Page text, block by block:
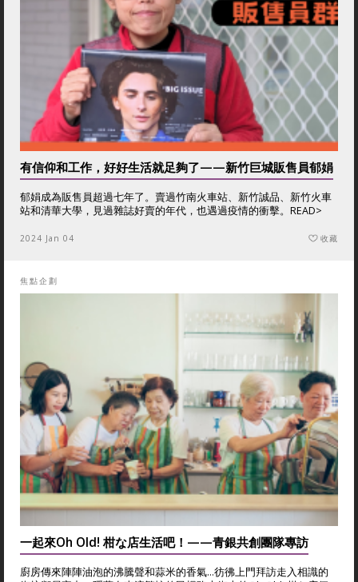
有信仰和工作，好好生活就足夠了——新竹巨城販售員郁娟
郁娟成為販售員超過七年了。賣過竹南火車站、新竹誠品、新竹火車
站和清華大學，見過雜誌好賣的年代，也遇過疫情的衝擊。 READ>
2024 Jan 04 收藏
焦點企劃
一起來Oh Old! 柑な店生活吧！——青銀共創團隊專訪
廚房傳來陣陣油泡的沸騰聲和蒜米的香氣…彷彿上門拜訪走入相識的